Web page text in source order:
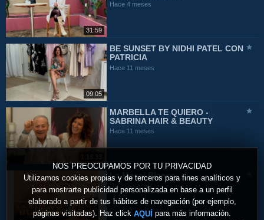
NOS PREOCUPAMOS POR TU PRIVACIDAD
Utilizamos cookies propias y de terceros para fines analíticos y
para mostrarte publicidad personalizada en base a un perfil
elaborado a partir de tus hábitos de navegación (por ejemplo,
páginas visitadas). Haz click AQUÍ para más información.
31:59
Hace 4 meses
09:05
BE SUNSET BY NIDHI PATEL CON
PATRICIA
Hace 11 meses
MARBELLA TE QUIERO -
SABRINA HAIR & BEAUTY
Hace 11 meses
La Masai Blanca
Hace 11 meses